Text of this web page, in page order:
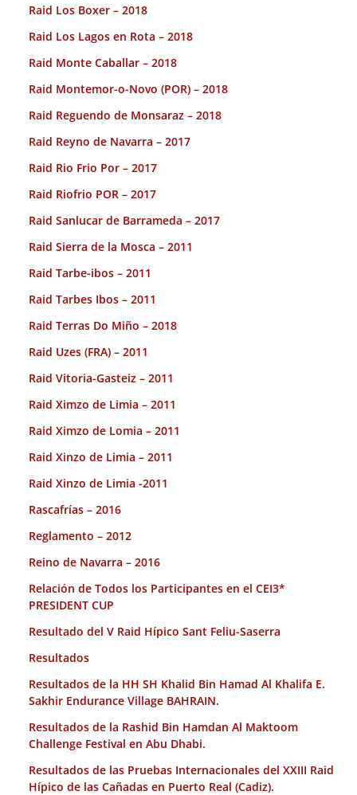
Raid Los Boxer – 2018
Raid Los Lagos en Rota – 2018
Raid Monte Caballar – 2018
Raid Montemor-o-Novo (POR) – 2018
Raid Reguendo de Monsaraz – 2018
Raid Reyno de Navarra – 2017
Raid Rio Frio Por – 2017
Raid Riofrio POR – 2017
Raid Sanlucar de Barrameda – 2017
Raid Sierra de la Mosca – 2011
Raid Tarbe-ibos – 2011
Raid Tarbes Ibos – 2011
Raid Terras Do Miño – 2018
Raid Uzes (FRA) – 2011
Raid Vitoria-Gasteiz – 2011
Raid Ximzo de Limia – 2011
Raid Ximzo de Lomia – 2011
Raid Xinzo de Limia – 2011
Raid Xinzo de Limia -2011
Rascafrías – 2016
Reglamento – 2012
Reino de Navarra – 2016
Relación de Todos los Participantes en el CEI3*
PRESIDENT CUP
Resultado del V Raid Hípico Sant Feliu-Saserra
Resultados
Resultados de la HH SH Khalid Bin Hamad Al Khalifa E.
Sakhir Endurance Village BAHRAIN.
Resultados de la Rashid Bin Hamdan Al Maktoom
Challenge Festival en Abu Dhabi.
Resultados de las Pruebas Internacionales del XXIII Raid
Hípico de las Cañadas en Puerto Real (Cadiz).